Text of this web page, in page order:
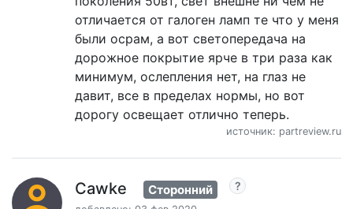
отличается от галоген ламп те что у меня
были осрам, а вот светопередача на
дорожное покрытие ярче в три раза как
минимум, ослепления нет, на глаз не
давит, все в пределах нормы, но вот
дорогу освещает отлично теперь.
источник: partreview.ru
Cawke Сторонний